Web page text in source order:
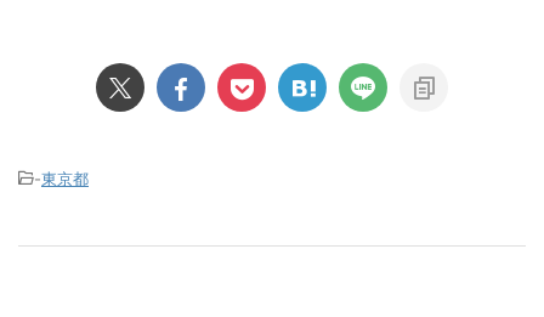
-東京都